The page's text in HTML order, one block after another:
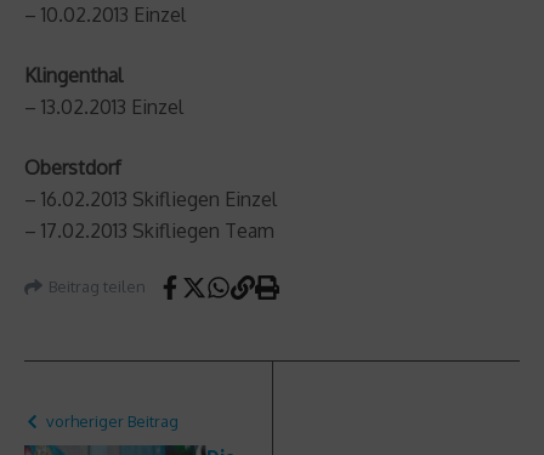
– 10.02.2013 Einzel
Klingenthal
– 13.02.2013 Einzel
Oberstdorf
– 16.02.2013 Skifliegen Einzel
– 17.02.2013 Skifliegen Team
Beitrag teilen
vorheriger Beitrag